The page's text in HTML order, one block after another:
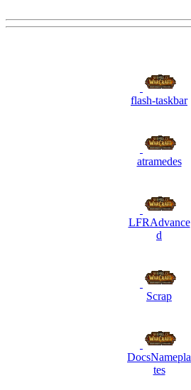
flash-taskbar
atramedes
LFRAdvance
d
Scrap
DocsNamepla
tes